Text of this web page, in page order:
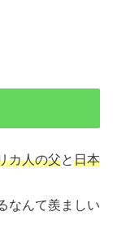
カ人の父と日本
なんて羨ましい